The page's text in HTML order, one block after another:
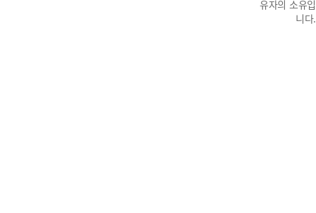
유자의 소유입
니다.